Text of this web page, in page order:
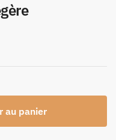
au panier